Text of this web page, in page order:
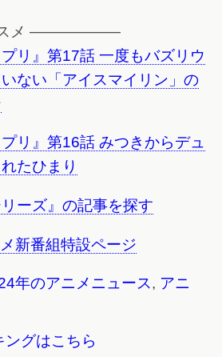
スメ ——————
プリ』第17話 一度もバズリウ
ない「アイスマイリン」の
プリ』第16話 みつきからデュ
たひまり
ーズ』の記事を探す
新番組特設ページ
年のアニメニュース, アニ
グはこちら